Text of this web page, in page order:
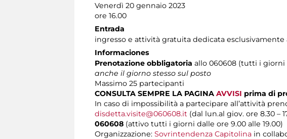
Venerdì 20 gennaio 2023
ore 16.00
Entrada
ingresso e attività gratuita dedicata esclusivamente
Informaciones
Prenotazione obbligatoria allo 060608 (tutti i giorni
anche il giorno stesso sul posto
Massimo 25 partecipanti
CONSULTA SEMPRE LA PAGINA AVVISI prima di
In caso di impossibilità a partecipare all’attività
disdetta.visite@060608.it (dal lun.al giov. ore 8.30 –
060608 (attivo tutti i giorni dalle ore 9.00 alle 19.00)
Organizzazione: Sovrintendenza Capitolina in